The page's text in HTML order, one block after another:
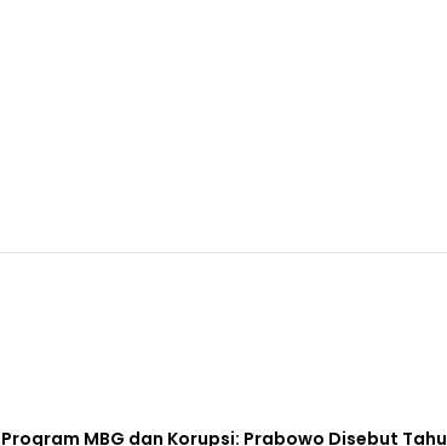
Program MBG dan Korupsi: Prabowo Disebut Tahu